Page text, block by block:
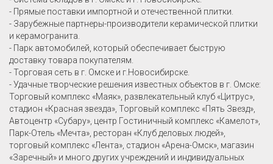
- Прямые поставки импортной и отечественной плитки.
- Зарубежные партнеры-производители керамической плитки
и керамогранита.
- Парк автомобилей, который обеспечивает быструю
доставку товара покупателям.
- Торговая сеть в г. Омске и г.Новосибирске.
- Удачные творческие решения известных объектов в г. Омске:
Торговый комплекс «Маяк», развлекательный клуб «Цитрус»,
стадион «Красная звезда», Торговый комплекс «Пять Звезд»,
Автоцентр «Субару», центр Гостиничный комплекс «Камелот»,
Парк-Отель «Мечта», ресторан «Клуб деловых людей»,
торговый комплекс «Лента», стадион «Арена-Омск», магазин
«Заречный» и много других учреждений и индивидуальных